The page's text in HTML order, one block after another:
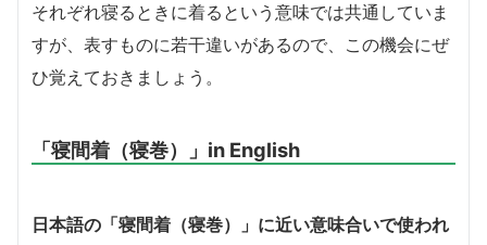
それぞれ寝るときに着るという意味では共通していま
すが、表すものに若干違いがあるので、この機会にぜ
ひ覚えておきましょう。
「寝間着（寝巻）」in English
日本語の「寝間着（寝巻）」に近い意味合いで使われ